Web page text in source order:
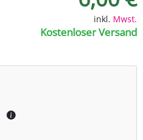
inkl. Mwst.
Kostenloser Versand